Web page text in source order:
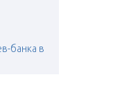
банка в